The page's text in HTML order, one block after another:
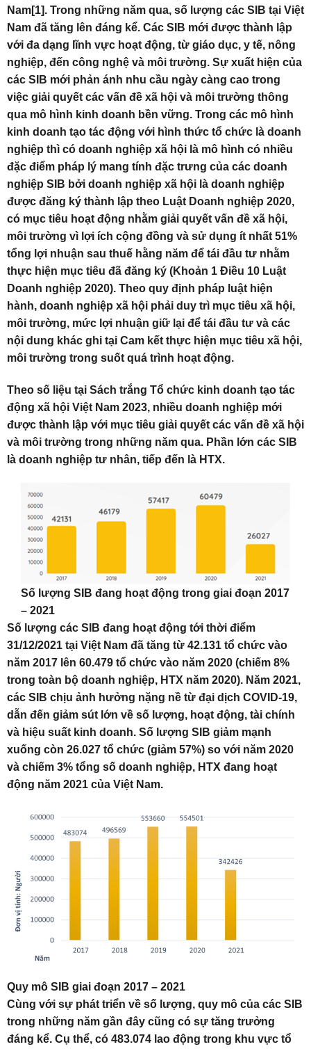
Nam[1]. Trong những năm qua, số lượng các SIB tại Việt
Nam đã tăng lên đáng kể. Các SIB mới được thành lập
với đa dạng lĩnh vực hoạt động, từ giáo dục, y tế, nông
nghiệp, đến công nghệ và môi trường. Sự xuất hiện của
các SIB mới phản ánh nhu cầu ngày càng cao trong
việc giải quyết các vấn đề xã hội và môi trường thông
qua mô hình kinh doanh bền vững. Trong các mô hình
kinh doanh tạo tác động với hình thức tổ chức là doanh
nghiệp thì có doanh nghiệp xã hội là mô hình có nhiều
đặc điểm pháp lý mang tính đặc trưng của các doanh
nghiệp SIB bởi doanh nghiệp xã hội là doanh nghiệp
được đăng ký thành lập theo Luật Doanh nghiệp 2020,
có mục tiêu hoạt động nhằm giải quyết vấn đề xã hội,
môi trường vì lợi ích cộng đồng và sử dụng ít nhất 51%
tổng lợi nhuận sau thuế hằng năm để tái đầu tư nhằm
thực hiện mục tiêu đã đăng ký (Khoản 1 Điều 10 Luật
Doanh nghiệp 2020). Theo quy định pháp luật hiện
hành, doanh nghiệp xã hội phải duy trì mục tiêu xã hội,
môi trường, mức lợi nhuận giữ lại để tái đầu tư và các
nội dung khác ghi tại Cam kết thực hiện mục tiêu xã hội,
môi trường trong suốt quá trình hoạt động.
Theo số liệu tại Sách trắng Tổ chức kinh doanh tạo tác
động xã hội Việt Nam 2023, nhiều doanh nghiệp mới
được thành lập với mục tiêu giải quyết các vấn đề xã hội
và môi trường trong những năm qua. Phần lớn các SIB
là doanh nghiệp tư nhân, tiếp đến là HTX.
Số lượng SIB đang hoạt động trong giai đoạn 2017
– 2021
Số lượng các SIB đang hoạt động tới thời điểm
31/12/2021 tại Việt Nam đã tăng từ 42.131 tổ chức vào
năm 2017 lên 60.479 tổ chức vào năm 2020 (chiếm 8%
trong toàn bộ doanh nghiệp, HTX năm 2020). Năm 2021,
các SIB chịu ảnh hưởng nặng nề từ đại dịch COVID-19,
dẫn đến giảm sút lớn về số lượng, hoạt động, tài chính
và hiệu suất kinh doanh. Số lượng SIB giảm mạnh
xuống còn 26.027 tổ chức (giảm 57%) so với năm 2020
và chiếm 3% tổng số doanh nghiệp, HTX đang hoạt
động năm 2021 của Việt Nam.
Quy mô SIB giai đoạn 2017 – 2021
Cùng với sự phát triển về số lượng, quy mô của các SIB
trong những năm gần đây cũng có sự tăng trưởng
đáng kể. Cụ thể, có 483.074 lao động trong khu vực tổ